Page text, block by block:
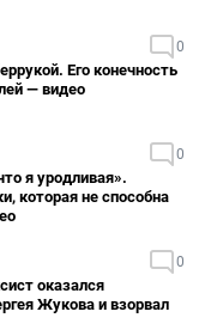
0
Его конечность
— видео
0
я уродливая».
которая не способна
0
оказался
Жукова и взорвал